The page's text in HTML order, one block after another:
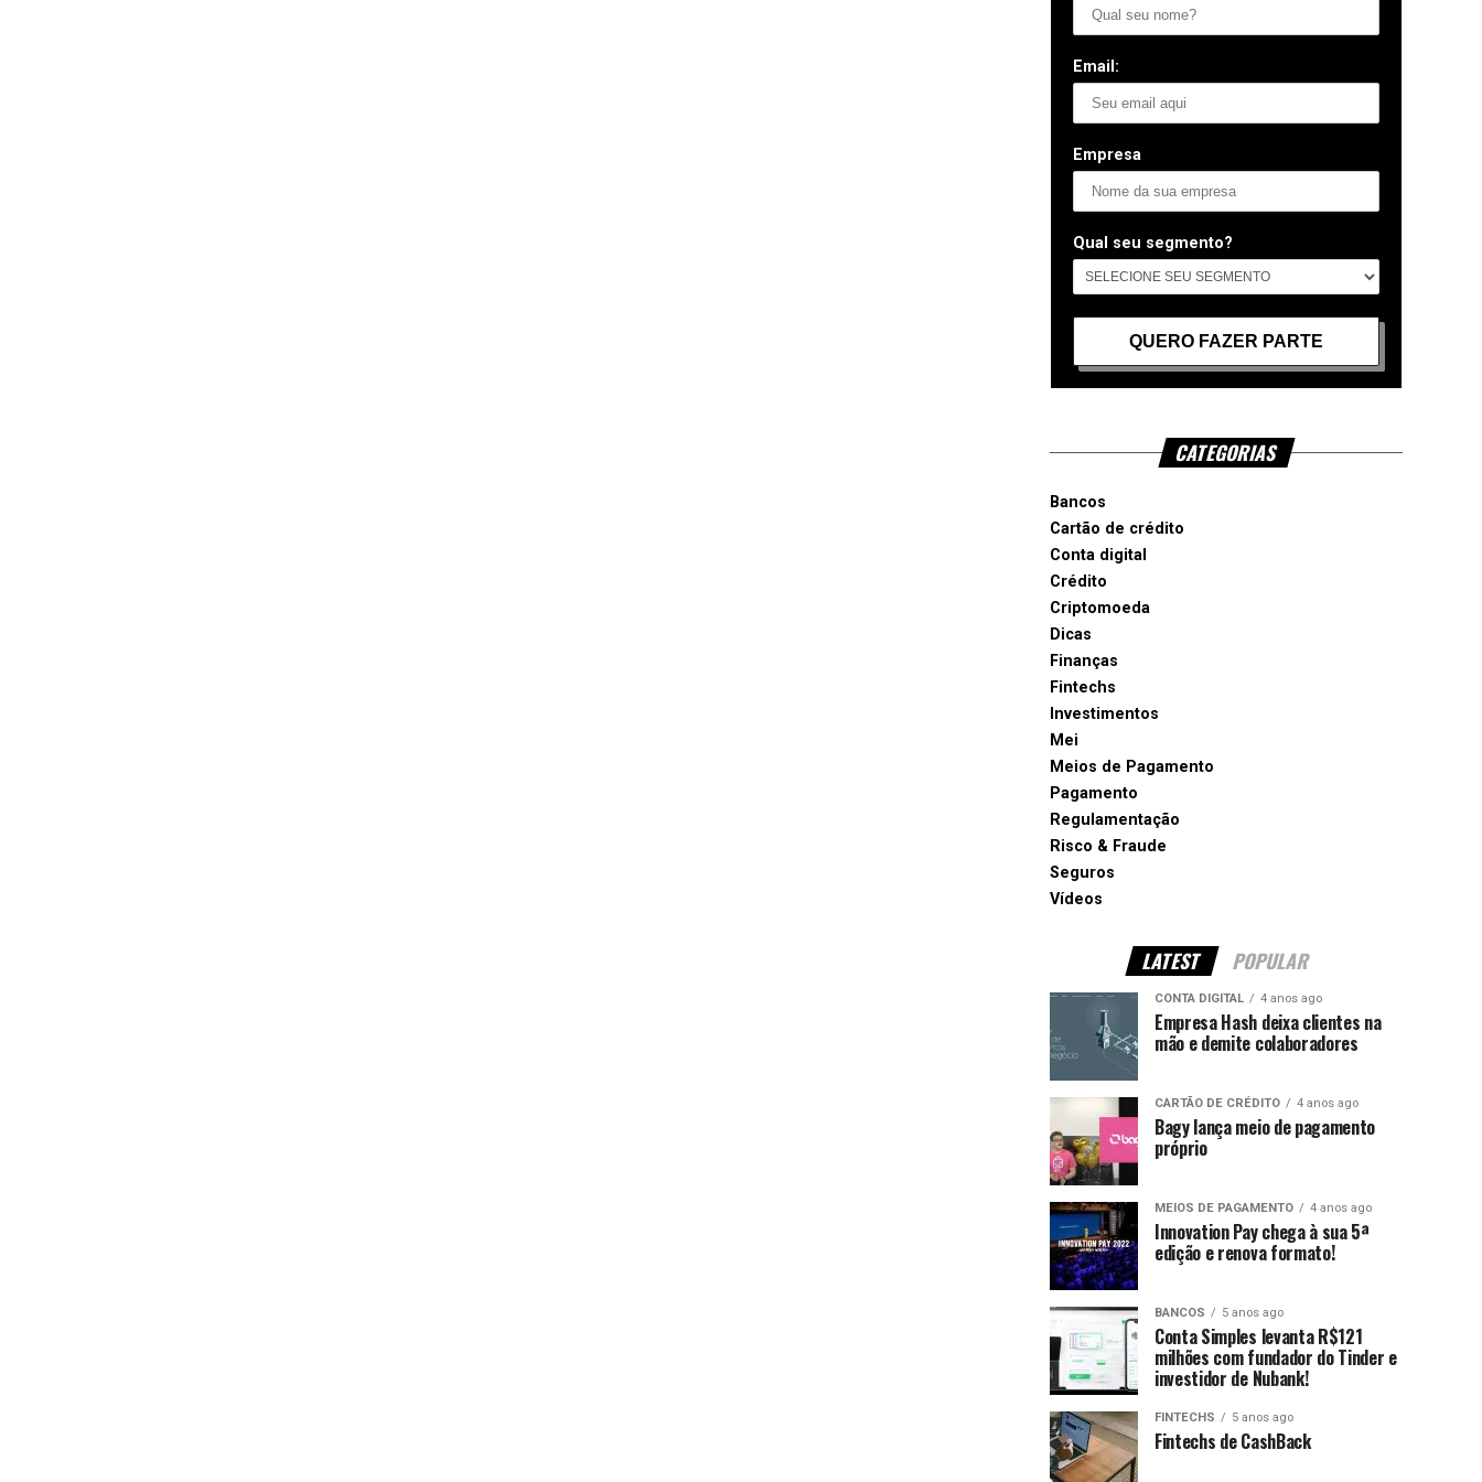
Email:
Empresa
Qual seu segmento?
CATEGORIAS
Bancos
Cartão de crédito
Conta digital
Crédito
Criptomoeda
Dicas
Finanças
Fintechs
Investimentos
Mei
Meios de Pagamento
Pagamento
Regulamentação
Risco & Fraude
Seguros
Vídeos
LATEST POPULAR
CONTA DIGITAL 4 anos ago
Empresa Hash deixa clientes na
mão e demite colaboradores
CARTÃO DE CRÉDITO 4 anos ago
Bagy lança meio de pagamento
próprio
MEIOS DE PAGAMENTO 4 anos ago
Innovation Pay chega à sua 5ª
edição e renova formato!
BANCOS 5 anos ago
Conta Simples levanta R$121
milhões com fundador do Tinder e
investidor de Nubank!
FINTECHS 5 anos ago
Fintechs de CashBack